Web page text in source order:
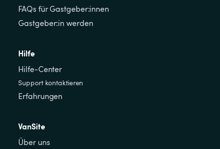
FAQs für Gastgeber:innen
Gastgeber:in werden
Hilfe
Hilfe-Center
Support kontaktieren
Erfahrungen
VanSite
Über uns